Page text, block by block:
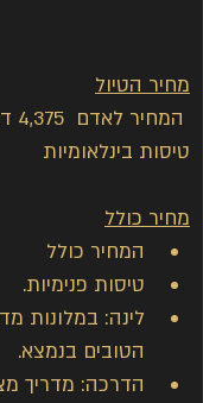
מחיר הטיול
טיסות בינלאומיות
מחיר כולל
המחיר כולל
טיסות פנימיות.
לינה: במלונות
הטובים בנמצא.
הדרכה: מדריך